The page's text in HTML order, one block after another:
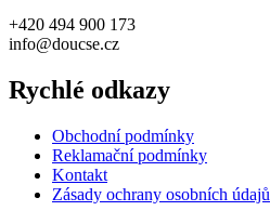
+420 494 900 173
info@doucse.cz
Rychlé odkazy
Obchodní podmínky
Reklamační podmínky
Kontakt
Zásady ochrany osobních údajů